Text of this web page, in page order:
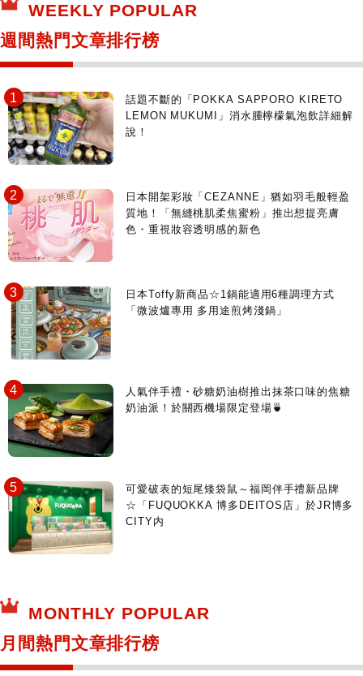
東京百貨店～TOKYO Depart～
WEEKLY POPULAR
週間熱門文章排行榜
話題不斷的「POKKA SAPPORO KIRETO
LEMON MUKUMI」消水腫檸檬氣泡飲詳細解
說！
日本開架彩妝「CEZANNE」猶如羽毛般輕盈
質地！「無縫桃肌柔焦蜜粉」推出想提亮膚
色・重視妝容透明感的新色
日本Toffy新商品☆1鍋能適用6種調理方式
「微波爐專用 多用途煎烤淺鍋」
人氣伴手禮・砂糖奶油樹推出抹茶口味的焦糖
奶油派！於關西機場限定登場🍵
可愛破表的短尾矮袋鼠～福岡伴手禮新品牌
☆「FUQUOKKA 博多DEITOS店」於JR博多
CITY内
MONTHLY POPULAR
月間熱門文章排行榜